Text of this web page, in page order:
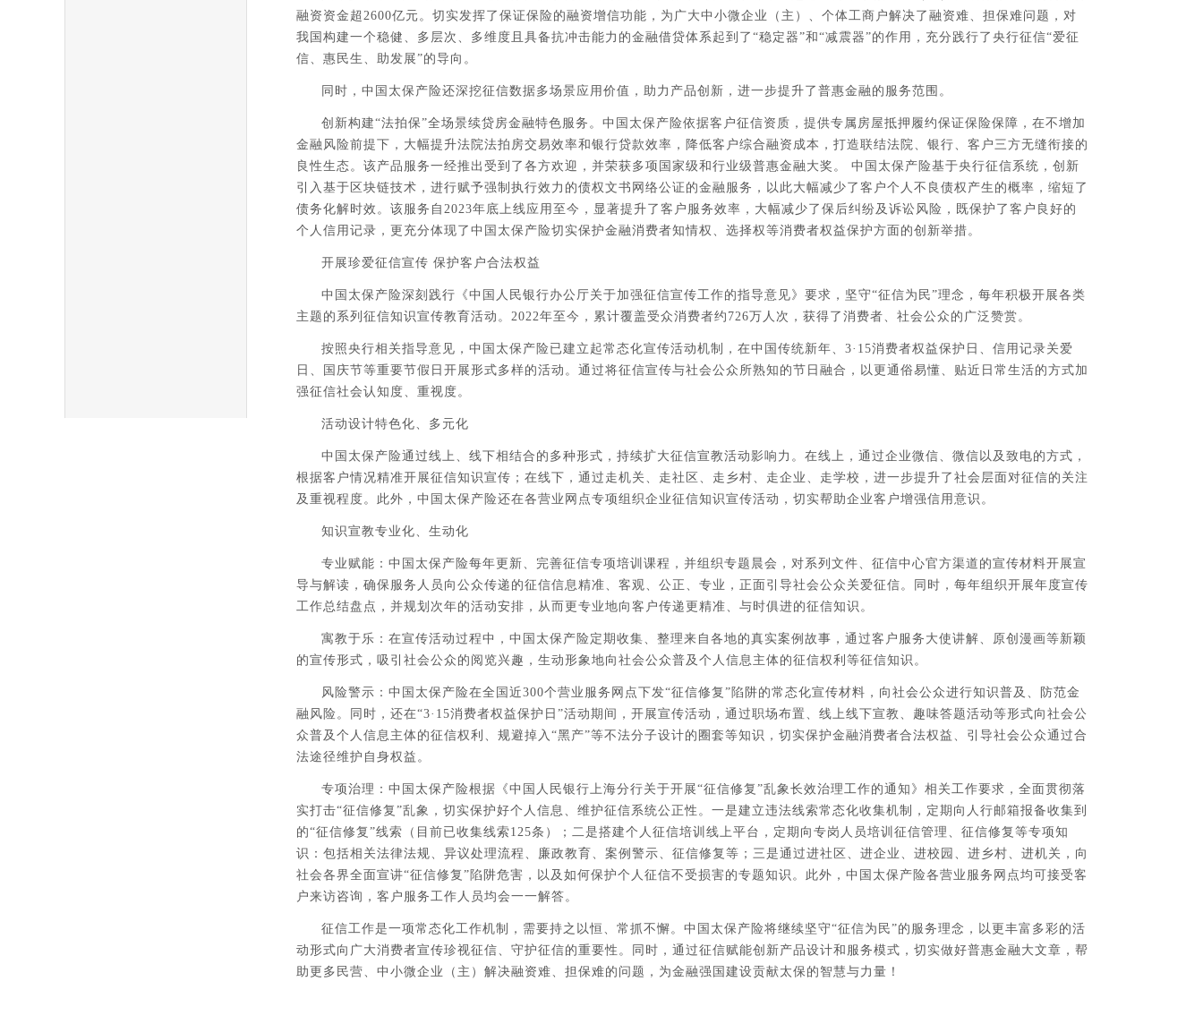
融资资金超2600亿元。切实发挥了保证保险的融资增信功能，为广大中小微企业（主）、个体工商户解决了融资难、担保难问题，对
我国构建一个稳健、多层次、多维度且具备抗冲击能力的金融借贷体系起到了“稳定器”和“减震器”的作用，充分践行了央行征信“爱征
信、惠民生、助发展”的导向。
同时，中国太保产险还深挖征信数据多场景应用价值，助力产品创新，进一步提升了普惠金融的服务范围。
创新构建“法拍保”全场景续贷房金融特色服务。中国太保产险依据客户征信资质，提供专属房屋抵押履约保证保险保障，在不增加
金融风险前提下，大幅提升法院法拍房交易效率和银行贷款效率，降低客户综合融资成本，打造联结法院、银行、客户三方无缝衔接的
良性生态。该产品服务一经推出受到了各方欢迎，并荣获多项国家级和行业级普惠金融大奖。 中国太保产险基于央行征信系统，创新
引入基于区块链技术，进行赋予强制执行效力的债权文书网络公证的金融服务，以此大幅减少了客户个人不良债权产生的概率，缩短了
债务化解时效。该服务自2023年底上线应用至今，显著提升了客户服务效率，大幅减少了保后纠纷及诉讼风险，既保护了客户良好的
个人信用记录，更充分体现了中国太保产险切实保护金融消费者知情权、选择权等消费者权益保护方面的创新举措。
开展珍爱征信宣传 保护客户合法权益
中国太保产险深刻践行《中国人民银行办公厅关于加强征信宣传工作的指导意见》要求，坚守“征信为民”理念，每年积极开展各类
主题的系列征信知识宣传教育活动。2022年至今，累计覆盖受众消费者约726万人次，获得了消费者、社会公众的广泛赞赏。
按照央行相关指导意见，中国太保产险已建立起常态化宣传活动机制，在中国传统新年、3·15消费者权益保护日、信用记录关爱
日、国庆节等重要节假日开展形式多样的活动。通过将征信宣传与社会公众所熟知的节日融合，以更通俗易懂、贴近日常生活的方式加
强征信社会认知度、重视度。
活动设计特色化、多元化
中国太保产险通过线上、线下相结合的多种形式，持续扩大征信宣教活动影响力。在线上，通过企业微信、微信以及致电的方式，
根据客户情况精准开展征信知识宣传；在线下，通过走机关、走社区、走乡村、走企业、走学校，进一步提升了社会层面对征信的关注
及重视程度。此外，中国太保产险还在各营业网点专项组织企业征信知识宣传活动，切实帮助企业客户增强信用意识。
知识宣教专业化、生动化
专业赋能：中国太保产险每年更新、完善征信专项培训课程，并组织专题晨会，对系列文件、征信中心官方渠道的宣传材料开展宣
导与解读，确保服务人员向公众传递的征信信息精准、客观、公正、专业，正面引导社会公众关爱征信。同时，每年组织开展年度宣传
工作总结盘点，并规划次年的活动安排，从而更专业地向客户传递更精准、与时俱进的征信知识。
寓教于乐：在宣传活动过程中，中国太保产险定期收集、整理来自各地的真实案例故事，通过客户服务大使讲解、原创漫画等新颖
的宣传形式，吸引社会公众的阅览兴趣，生动形象地向社会公众普及个人信息主体的征信权利等征信知识。
风险警示：中国太保产险在全国近300个营业服务网点下发“征信修复”陷阱的常态化宣传材料，向社会公众进行知识普及、防范金
融风险。同时，还在“3·15消费者权益保护日”活动期间，开展宣传活动，通过职场布置、线上线下宣教、趣味答题活动等形式向社会公
众普及个人信息主体的征信权利、规避掉入“黑产”等不法分子设计的圈套等知识，切实保护金融消费者合法权益、引导社会公众通过合
法途径维护自身权益。
专项治理：中国太保产险根据《中国人民银行上海分行关于开展“征信修复”乱象长效治理工作的通知》相关工作要求，全面贯彻落
实打击“征信修复”乱象，切实保护好个人信息、维护征信系统公正性。一是建立违法线索常态化收集机制，定期向人行邮箱报备收集到
的“征信修复”线索（目前已收集线索125条）；二是搭建个人征信培训线上平台，定期向专岗人员培训征信管理、征信修复等专项知
识：包括相关法律法规、异议处理流程、廉政教育、案例警示、征信修复等；三是通过进社区、进企业、进校园、进乡村、进机关，向
社会各界全面宣讲“征信修复”陷阱危害，以及如何保护个人征信不受损害的专题知识。此外，中国太保产险各营业服务网点均可接受客
户来访咨询，客户服务工作人员均会一一解答。
征信工作是一项常态化工作机制，需要持之以恒、常抓不懈。中国太保产险将继续坚守“征信为民”的服务理念，以更丰富多彩的活
动形式向广大消费者宣传珍视征信、守护征信的重要性。同时，通过征信赋能创新产品设计和服务模式，切实做好普惠金融大文章，帮
助更多民营、中小微企业（主）解决融资难、担保难的问题，为金融强国建设贡献太保的智慧与力量！